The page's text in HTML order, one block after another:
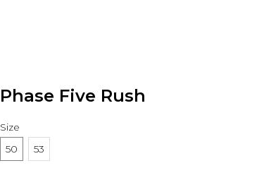
Phase Five Rush
Size
50
53